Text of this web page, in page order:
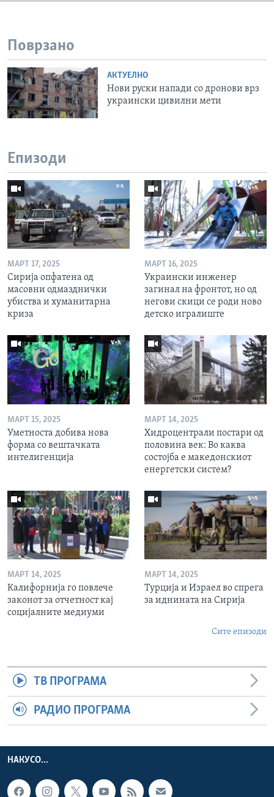
Поврзано
АКТУЕЛНО
Нови руски напади со дронови врз
украински цивилни мети
Епизоди
МАРТ 17, 2025
Сирија опфатена од
масовни одмазднички
убиства и хуманитарна
криза
МАРТ 16, 2025
Украински инженер
загинал на фронтот, но од
негови скици се роди ново
детско игралиште
МАРТ 15, 2025
Уметноста добива нова
форма со вештачката
интелигенција
МАРТ 14, 2025
Хидроцентрали постари од
половина век: Во каква
состојба е македонскиот
енергетски систем?
МАРТ 14, 2025
Калифорнија го повлече
законот за отчетност кај
социјалните медиуми
МАРТ 14, 2025
Турција и Израел во спрега
за иднината на Сирија
Сите епизоди
ТВ ПРОГРАМА
РАДИО ПРОГРАМА
НАКУСО...